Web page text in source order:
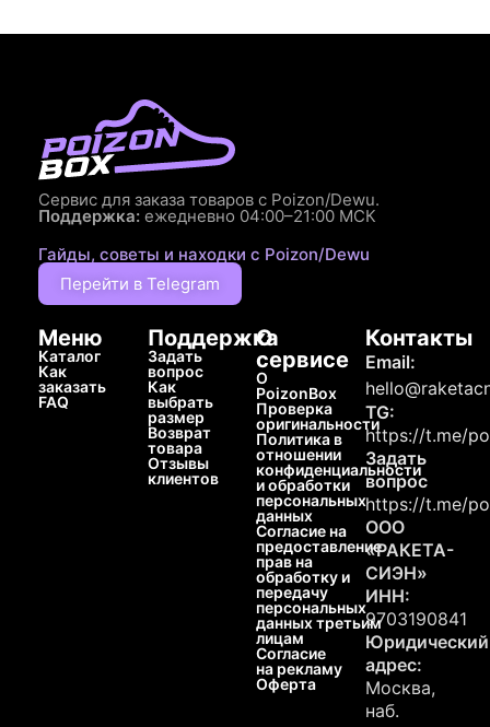
Сервис для заказа товаров с Poizon/Dewu.
Поддержка: ежедневно 04:00–21:00 МСК
Гайды, советы и находки с Poizon/Dewu
Перейти в Telegram
Меню
Каталог
Как
заказать
FAQ
Поддержка
Задать
вопрос
Как
выбрать
размер
Возврат
товара
Отзывы
клиентов
О
сервисе
О
PoizonBox
Проверка
оригинальности
Политика в
отношении
конфиденциальности
и обработки
персональных
данных
Согласие на
предоставление
прав на
обработку и
передачу
персональных
данных третьим
лицам
Согласие
на рекламу
Оферта
Контакты
Email:
TG:
https://t.me/
Задать
вопрос
https://t.me/
ООО
«РАКЕТА-
СИЭН»
ИНН:
9703190841
Юридический
адрес:
Москва,
наб.